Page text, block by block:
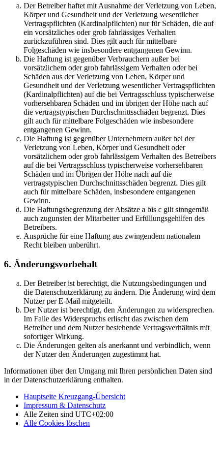
Der Betreiber haftet mit Ausnahme der Verletzung von Leben,
Körper und Gesundheit und der Verletzung wesentlicher
Vertragspflichten (Kardinalpflichten) nur für Schäden, die auf
ein vorsätzliches oder grob fahrlässiges Verhalten
zurückzuführen sind. Dies gilt auch für mittelbare
Folgeschäden wie insbesondere entgangenen Gewinn.
Die Haftung ist gegenüber Verbrauchern außer bei
vorsätzlichem oder grob fahrlässigem Verhalten oder bei
Schäden aus der Verletzung von Leben, Körper und
Gesundheit und der Verletzung wesentlicher Vertragspflichten
(Kardinalpflichten) auf die bei Vertragsschluss typischerweise
vorhersehbaren Schäden und im übrigen der Höhe nach auf
die vertragstypischen Durchschnittsschäden begrenzt. Dies
gilt auch für mittelbare Folgeschäden wie insbesondere
entgangenen Gewinn.
Die Haftung ist gegenüber Unternehmern außer bei der
Verletzung von Leben, Körper und Gesundheit oder
vorsätzlichem oder grob fahrlässigem Verhalten des Betreibers
auf die bei Vertragsschluss typischerweise vorhersehbaren
Schäden und im Übrigen der Höhe nach auf die
vertragstypischen Durchschnittsschäden begrenzt. Dies gilt
auch für mittelbare Schäden, insbesondere entgangenen
Gewinn.
Die Haftungsbegrenzung der Absätze a bis c gilt sinngemäß
auch zugunsten der Mitarbeiter und Erfüllungsgehilfen des
Betreibers.
Ansprüche für eine Haftung aus zwingendem nationalem
Recht bleiben unberührt.
6. Änderungsvorbehalt
Der Betreiber ist berechtigt, die Nutzungsbedingungen und
die Datenschutzerklärung zu ändern. Die Änderung wird dem
Nutzer per E-Mail mitgeteilt.
Der Nutzer ist berechtigt, den Änderungen zu widersprechen.
Im Falle des Widerspruchs erlischt das zwischen dem
Betreiber und dem Nutzer bestehende Vertragsverhältnis mit
sofortiger Wirkung.
Die Änderungen gelten als anerkannt und verbindlich, wenn
der Nutzer den Änderungen zugestimmt hat.
Informationen über den Umgang mit Ihren persönlichen Daten sind
in der Datenschutzerklärung enthalten.
Hauptseite Kreuzgang-Übersicht
Impressum & Datenschutz
Alle Zeiten sind UTC+02:00
Alle Cookies löschen